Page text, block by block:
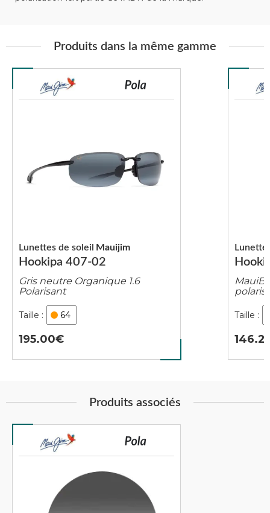
Produits dans la même gamme
Hookipa 407-02
Lunettes de soleil Mauijim
Gris neutre Organique 1.6
Polarisant
64
195.00
Produits associés